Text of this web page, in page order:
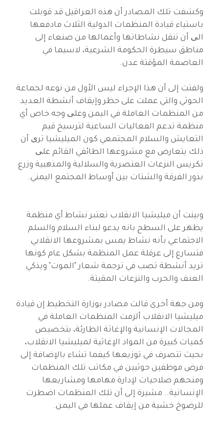
وكشفت تلك المصادر أن هذه العراقيل قد قوبلت
باستياء قيادة المنظمات الدولية الثلاث مادفعها
الی أن تنقل نشاطاتها وأعمالها من صنعاء إلى
مناطق سيطرة الحكومة الشرعية، لاسيما في
العاصمة المؤقتة عدن.
ولفتت إلى أن هذا الإجراء ليس الأول من نوعه لجماعة
الحوثي والتي عملت على حظر وإيقاف أنشطة العديد
من المنظمات العاملة في اليمن وعلی وجه خاص أي
منظمة تدعم الفعاليات الساعية لترسيخ قيم
التعايش والسلام المجتمعي كون الميليشيا تری أن
ذلك يتعارض مع مشروعها الطائفي القائم علی
تكريس النزعات العنصرية والسلالية والمذهبية وزرع
بذور الفرقة والشتات بين أوساط المجتمع اليمني.
وبينت أن ميليشيا الانقلاب تعتبر نشاط أي منظمة
يظهر على السطح بانه يدعو لبناء السلام والسلم
الاجتماعي بأنه نشاط يمس بمشروعها الانقلابي
فتسارع إلى عرقلة عمل المنظمة بشكل عام كونها
تريد أنشطة تصب في ترجمة شعار "الموت" ويذكي
العنف والحرب والنزعات المقيتة.
ومن جهة أخرى قالت مصادر بوزارة التخطيط إن قيادة
ميليشيا الانقلاب ألزمت المنظمات العاملة في
المجالات الإنسانية والإغاثة الطارئة، بتخصيص
كميات كبيرة من المواد الإغاثية لميليشيا الانقلاب،
بحيث تتصرف في توزيعها كيفما تشاء بالإضافة إلى
فرض موظفين حوثيين في مكاتب تلك المنظمات
ومنحهم صلاحيات لإدارة مهامها ومشاريعها
الإنسانية.. مشيرة إلى أن تلك المنظمات اضطرت
للرضوخ خشية من إيقاف عملها في اليمن.